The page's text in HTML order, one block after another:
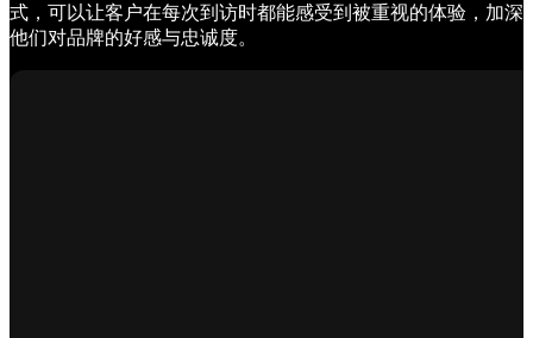
式，可以让客户在每次到访时都能感受到被重视的体验，加深
他们对品牌的好感与忠诚度。